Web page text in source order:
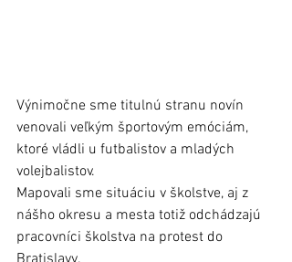
Výnimočne sme titulnú stranu novín
venovali veľkým športovým emóciám,
ktoré vládli u futbalistov a mladých
volejbalistov.
Mapovali sme situáciu v školstve, aj z
nášho okresu a mesta totiž odchádzajú
pracovníci školstva na protest do